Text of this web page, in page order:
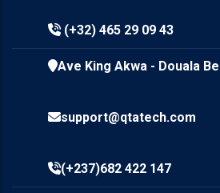
(+32) 465 29 09 43
Ave King Akwa - Douala
support@qtatech.com
(+237)682 422 147